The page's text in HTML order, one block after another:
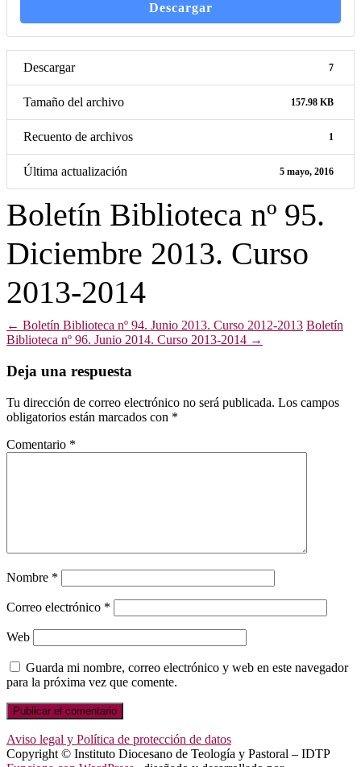
Descargar
Descargar 7
Tamaño del archivo 157.98 KB
Recuento de archivos 1
Última actualización 5 mayo, 2016
Boletín Biblioteca nº 95.
Diciembre 2013. Curso
2013-2014
Navegación
de
entradas
← Boletín Biblioteca nº 94. Junio 2013. Curso 2012-2013 Boletín
Biblioteca nº 96. Junio 2014. Curso 2013-2014 →
Deja una respuesta
Tu dirección de correo electrónico no será publicada. Los campos
obligatorios están marcados con *
Comentario *
Nombre *
Correo electrónico *
Web
Guarda mi nombre, correo electrónico y web en este navegador
para la próxima vez que comente.
Aviso legal y Política de protección de datos
Copyright © Instituto Diocesano de Teología y Pastoral – IDTP